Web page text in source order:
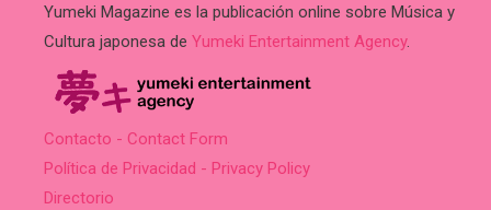
Yumeki Magazine es la publicación online sobre Música y
Cultura japonesa de Yumeki Entertainment Agency.
Contacto - Contact Form
Política de Privacidad - Privacy Policy
Directorio